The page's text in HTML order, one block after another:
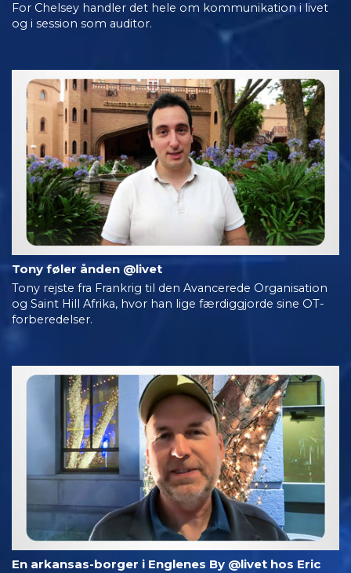
For Chelsey handler det hele om kommunikation i livet
og i session som auditor.
Tony føler ånden @livet
Tony rejste fra Frankrig til den Avancerede Organisation
og Saint Hill Afrika, hvor han lige færdiggjorde sine OT-
forberedelser.
En arkansas-borger i Englenes By @livet hos Eric